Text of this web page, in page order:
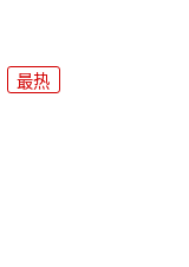
最热